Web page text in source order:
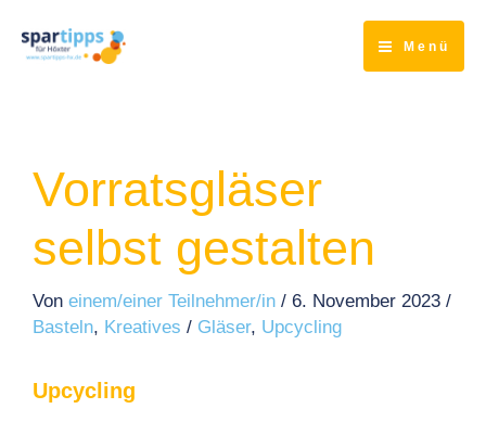
Inhalt
springen
Menü
Vorratsgläser
selbst gestalten
Von einem/einer Teilnehmer/in / 6. November 2023 /
Basteln, Kreatives / Gläser, Upcycling
Upcycling